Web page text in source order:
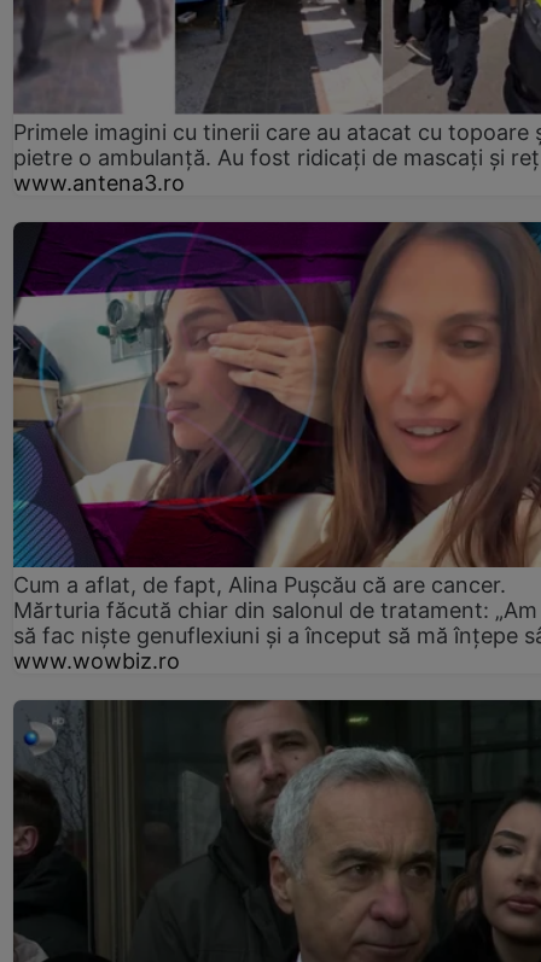
Primele imagini cu tinerii care au atacat cu topoare
pietre o ambulanță. Au fost ridicați de mascați și
www.antena3.ro
Cum a aflat, de fapt, Alina Pușcău că are cancer.
Mărturia făcută chiar din salonul de tratament:
să fac niște genuflexiuni și a început să mă înțepe
www.wowbiz.ro